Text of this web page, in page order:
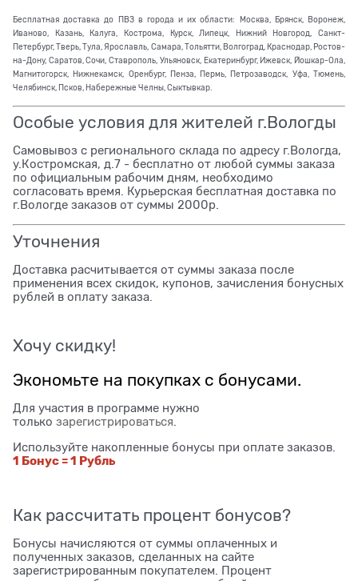
Бесплатная доставка до ПВЗ в города и их области: Москва, Брянск, Воронеж,
Иваново, Казань, Калуга, Кострома, Курск, Липецк, Нижний Новгород, Санкт-
Петербург, Тверь, Тула, Ярославль, Самара, Тольятти, Волгоград, Краснодар, Ростов-
на-Дону, Саратов, Сочи, Ставрополь, Ульяновск, Екатеринбург, Ижевск, Йошкар-Ола,
Магнитогорск, Нижнекамск, Оренбург, Пенза, Пермь, Петрозаводск, Уфа, Тюмень,
Челябинск, Псков, Набережные Челны, Сыктывкар.
Особые условия для жителей г.Вологды
Самовывоз с регионального склада по адресу г.Вологда,
у.Костромская, д.7 - бесплатно от любой суммы заказа
по официальным рабочим дням, необходимо
согласовать время. Курьерская бесплатная доставка по
г.Вологде заказов от суммы 2000р.
Уточнения
Доставка расчитывается от суммы заказа после
применения всех скидок, купонов, зачисления бонусных
рублей в оплату заказа.
Хочу скидку!
Экономьте на покупках с бонусами.
Для участия в программе нужно
только зарегистрироваться
Используйте накопленные бонусы при оплате заказов.
1 Бонус = 1 Рубль
Как рассчитать процент бонусов?
Бонусы начисляются от суммы оплаченных и
полученных заказов, сделанных на сайте
зарегистрированным покупателем. Процент